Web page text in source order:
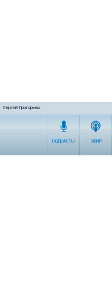
Сергей Григорьев
ПОДКАСТЫ ЭФИР